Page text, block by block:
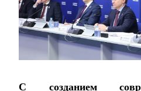
С созданием